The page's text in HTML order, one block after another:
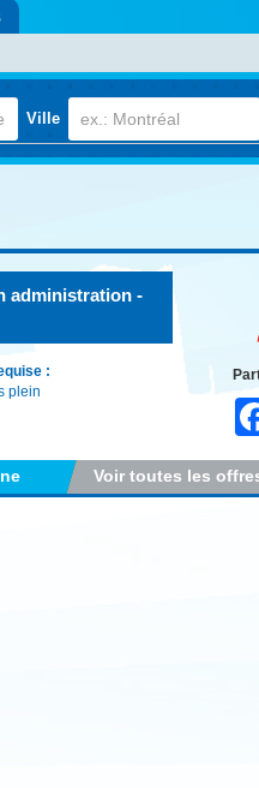
Ville
administration -
:
plein
Voir toutes les